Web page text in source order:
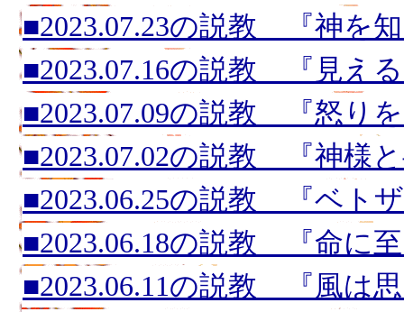
■2023.07.23の説教 『神を
■2023.07.16の説教 『見え
■2023.07.09の説教 『怒り
■2023.07.02の説教 『神様
■2023.06.25の説教 『ベト
■2023.06.18の説教 『命に
■2023.06.11の説教 『風は